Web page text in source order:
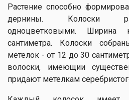
Растение способно
дернины. Колоски
одноцветковыми.
сантиметра. Колоски
метелок - от 12 до 30
волоски, имеющии
придают метелкам